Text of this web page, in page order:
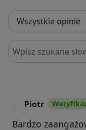
Szukaj w opiniach
Piotr
Bardzo